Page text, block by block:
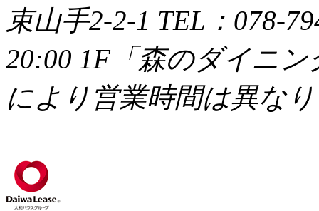
束山手2-2-1 TEL：078-
20:00 1F「森のダイニン
により営業時間は異な